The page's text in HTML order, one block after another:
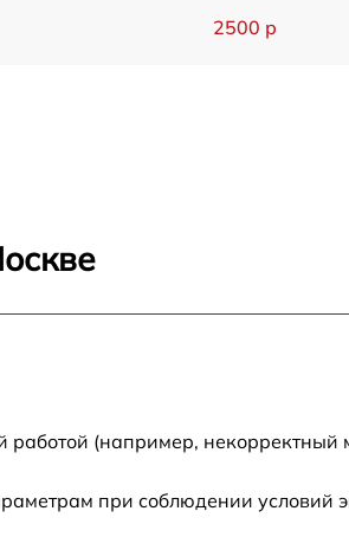
2500 р
2000 р
(например, некорректный
при соблюдении условий